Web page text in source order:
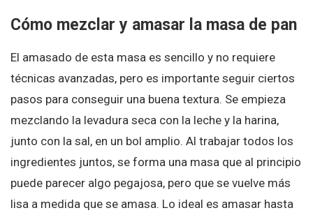
Cómo mezclar y amasar la masa de pan
El amasado de esta masa es sencillo y no requiere
técnicas avanzadas, pero es importante seguir ciertos
pasos para conseguir una buena textura. Se empieza
mezclando la levadura seca con la leche y la harina,
junto con la sal, en un bol amplio. Al trabajar todos los
ingredientes juntos, se forma una masa que al principio
puede parecer algo pegajosa, pero que se vuelve más
lisa a medida que se amasa. Lo ideal es amasar hasta